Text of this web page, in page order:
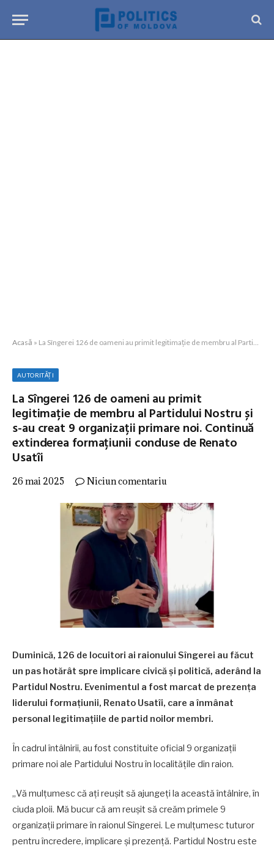
Acasă » La Sîngerei 126 de oameni au primit legitimație de membru al Partidului Nostru și s-au creat 9 organizații primare noi. Continuă extinderea formațiunii conduse de Renato Usatîi
AUTORITĂȚI
La Sîngerei 126 de oameni au primit
legitimație de membru al Partidului Nostru și
s-au creat 9 organizații primare noi. Continuă
extinderea formațiunii conduse de Renato
Usatîi
26 mai 2025 Niciun comentariu
Duminică, 126 de locuitori ai raionului Sîngerei au făcut
un pas hotărât spre implicare civică și politică, aderând la
Partidul Nostru. Evenimentul a fost marcat de prezența
liderului formațiunii, Renato Usatîi, care a înmânat
personal legitimațiile de partid noilor membri.
În cadrul întâlnirii, au fost constituite oficial 9 organizații
primare noi ale Partidului Nostru în localitățile din raion.
„Vă mulțumesc că ați reușit să ajungeți la această întâlnire, în
ciuda ploii. Mă bucur că am reușit să creăm primele 9
organizații primare în raionul Sîngerei. Le mulțumesc tuturor
pentru încredere, implicare și prezență. Partidul Nostru este